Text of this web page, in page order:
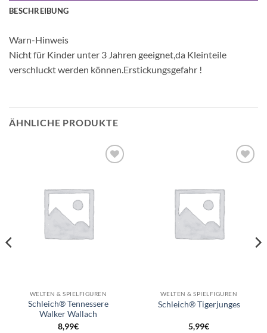
BESCHREIBUNG
Warn-Hinweis
Nicht für Kinder unter 3 Jahren geeignet,da Kleinteile
verschluckt werden können.Erstickungsgefahr !
ÄHNLICHE PRODUKTE
WELTEN & SPIELFIGUREN
Schleich® Tennessere
Walker Wallach
8,99€
WELTEN & SPIELFIGUREN
Schleich® Tigerjunges
5,99€